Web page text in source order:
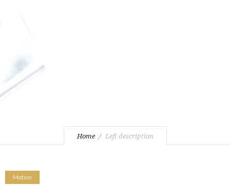
Home Left description
Motion